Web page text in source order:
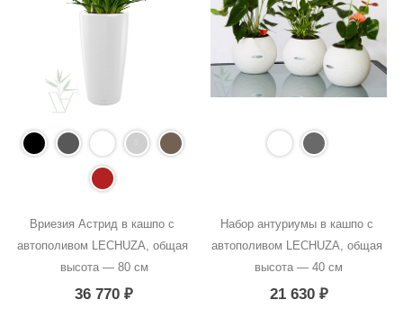
Вриезия Астрид в кашпо с
автополивом LECHUZA, общая
высота — 80 см
36 770₽
Набор антуриумы в кашпо с
автополивом LECHUZA, общая
высота — 40 см
21 630 ₽